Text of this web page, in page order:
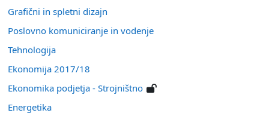
Grafični in spletni dizajn
Poslovno komuniciranje in vodenje
Tehnologija
Ekonomija 2017/18
Ekonomika podjetja - Strojništno
Energetika